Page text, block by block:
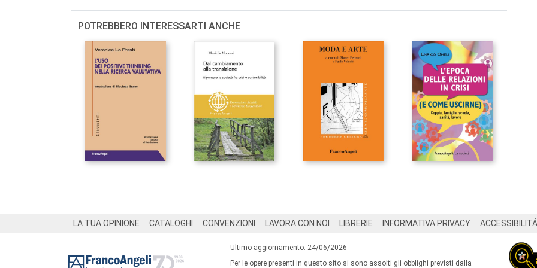
POTREBBERO INTERESSARTI ANCHE
LA TUA OPINIONE CATALOGHI CONVENZIONI LAVORA CON NOI LIBRERIE INFORMATIVA PRIVACY ACCESSIBILITÁ
Ultimo aggiornamento: 24/06/2026
Per le opere presenti in questo sito si sono assolti gli obblighi previsti dalla